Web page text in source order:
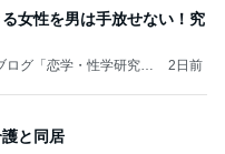
る女性を男は手放せない！究
ログ「恋学・性学研究
2日前
と同居